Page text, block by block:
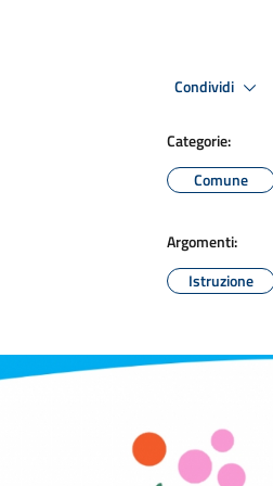
Condividi
Categorie:
Comune
Argomenti:
Istruzione